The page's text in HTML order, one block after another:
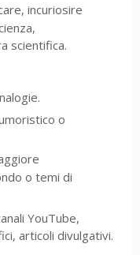
incuriosire
scientifica.
o
o temi di
YouTube,
articoli divulgativi.